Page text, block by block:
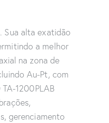
Sua alta exatidão
a melhor
na zona de
Au-Pt, com
1200PLAB
gerenciamento